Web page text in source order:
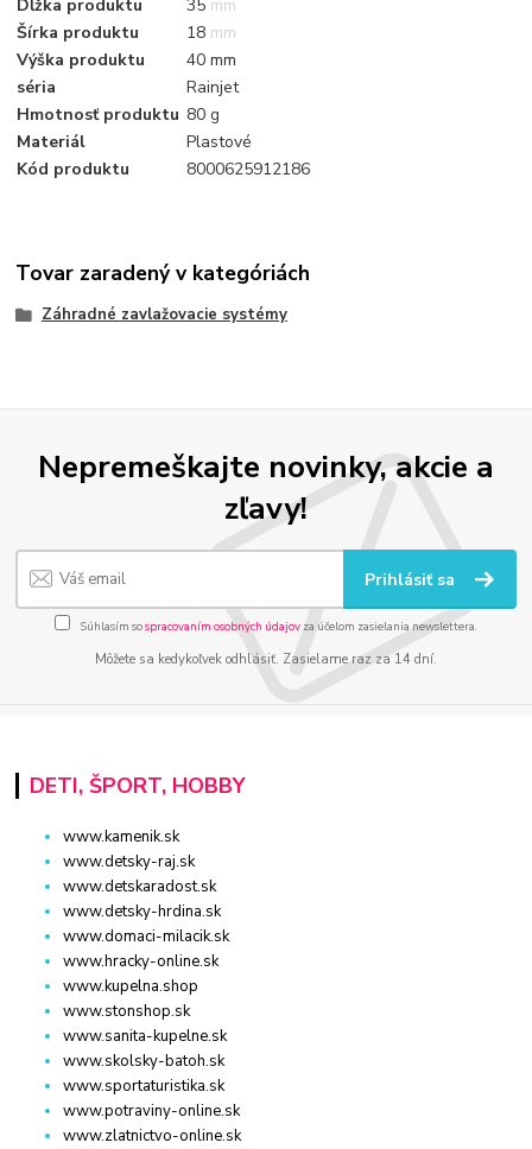
Dĺžka produktu
35 mm
Šírka produktu
18 mm
Výška produktu
40 mm
séria
Rainjet
Hmotnosť produktu 80 g
Materiál
Plastové
Kód produktu
8000625912186
Tovar zaradený v kategóriách
Záhradné zavlažovacie systémy
Nepremeškajte novinky, akcie a
zľavy!
Prihlásiť sa
Súhlasím sospracovaním osobných údajov za účelom zasielania newslettera.
Môžete sa kedykoľvek odhlásiť. Zasielame raz za 14 dní.
DETI, ŠPORT, HOBBY
www.kamenik.sk
www.detsky-raj.sk
www.detskaradost.sk
www.detsky-hrdina.sk
www.domaci-milacik.sk
www.hracky-online.sk
www.kupelna.shop
www.stonshop.sk
www.sanita-kupelne.sk
www.skolsky-batoh.sk
www.sportaturistika.sk
www.potraviny-online.sk
www.zlatnictvo-online.sk